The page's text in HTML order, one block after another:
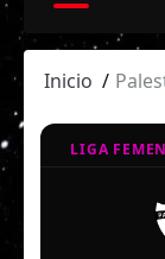
Inicio
LIGA